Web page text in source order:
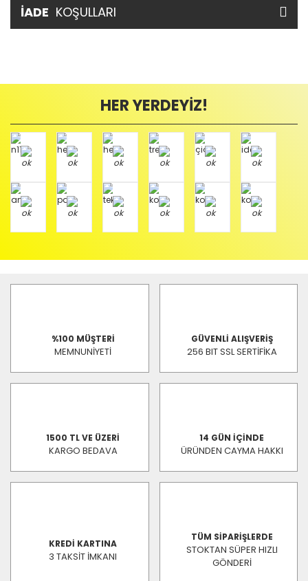
İADE KOŞULLARI
HER YERDEYİZ!
%100 MÜŞTERİ
MEMNUNİYETİ
GÜVENLİ ALIŞVERİŞ
256 BIT SSL SERTİFİKA
1500 TL VE ÜZERİ
KARGO BEDAVA
14 GÜN İÇİNDE
ÜRÜNDEN CAYMA HAKKI
KREDİ KARTINA
3 TAKSİT İMKANI
TÜM SİPARİŞLERDE
STOKTAN SÜPER HIZLI
GÖNDERİ